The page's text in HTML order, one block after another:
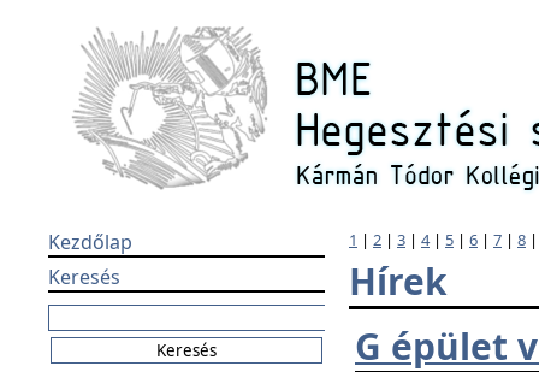
Kezdőlap
Keresés
1 | 2 | 3 | 4| 5 | 6 | 7 | 8
Hírek
G épület